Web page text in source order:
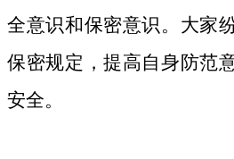
全意识和保密意识。大家
保密规定，提高自身防范
安全。